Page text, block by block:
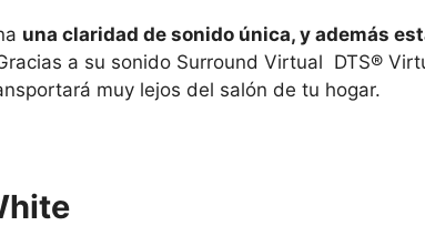
una claridad de sonido única, y además
a su sonido Surround Virtual DTS®
muy lejos del salón de tu hogar.